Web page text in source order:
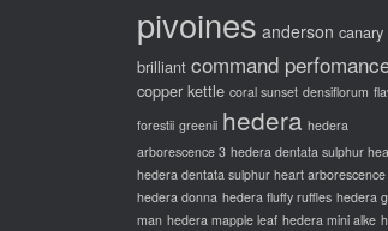
pivoines anderson canary
brilliant command
copper kettle coral sunset densiflorum
forestii greenii hedera hedera
arborescence 3 hedera dentata sulphur
hedera dentata sulphur heart arborescence
hedera donna hedera fluffy ruffles hedera
man hedera mapple leaf hedera mini alke